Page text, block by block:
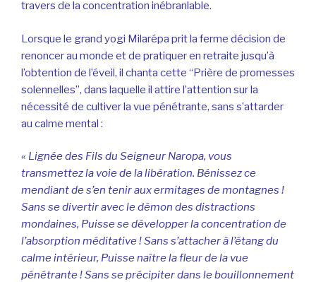
travers de la concentration inébranlable.
Lorsque le grand yogi Milarépa prit la ferme décision de
renoncer au monde et de pratiquer en retraite jusqu’à
l’obtention de l’éveil, il chanta cette “Prière de promesses
solennelles”, dans laquelle il attire l’attention sur la
nécessité de cultiver la vue pénétrante, sans s’attarder
au calme mental :
« Lignée des Fils du Seigneur Naropa, vous
transmettez la voie de la libération. Bénissez ce
mendiant de s’en tenir aux ermitages de montagnes !
Sans se divertir avec le démon des distractions
mondaines, Puisse se développer la concentration de
l’absorption méditative !Sans s’attacher à l’étang du
calme intérieur, Puisse naître la fleur de la vue
pénétrante !Sans se précipiter dans le bouillonnement